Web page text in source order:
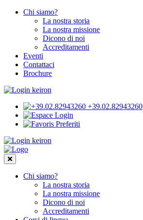
Chi siamo?
La nostra storia
La nostra missione
Dicono di noi
Accreditamenti
Eventi
Contattaci
Brochure
+39.02.82943260
Login
Preferiti
Chi siamo?
La nostra storia
La nostra missione
Dicono di noi
Accreditamenti